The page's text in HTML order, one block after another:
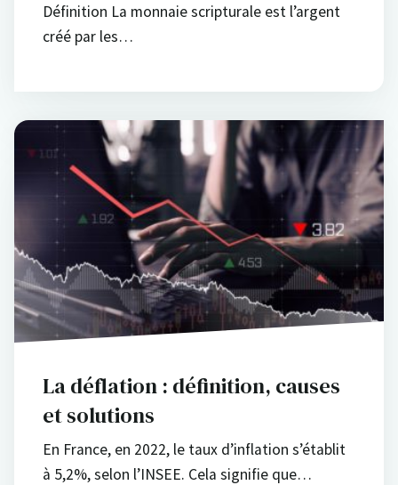
Définition La monnaie scripturale est l’argent
créé par les…
La déflation : définition, causes
et solutions
En France, en 2022, le taux d’inflation s’établit
à 5,2%, selon l’INSEE. Cela signifie que…